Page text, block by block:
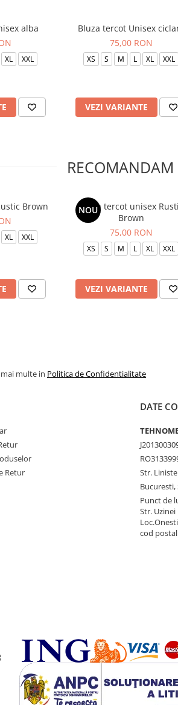
alba
XL XXL
Bluza tercot Unisex
75,00 RON
XS S M L XL XXL
VEZI VARIANTE
RECOMANDAM
Brown
XL XXL
NOU
Bluza tercot unisex
Brown
75,00 RON
XS S M L XL XXL
VEZI VARIANTE
multe in Politica de Confidentialitate
Retur
DATE
Str.
Bucuresti,
Punct de
Str. Uzinei
cod